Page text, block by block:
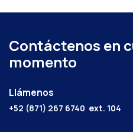
Contáctenos en
momento
Llámenos
+52 (871) 267 6740 ext. 104